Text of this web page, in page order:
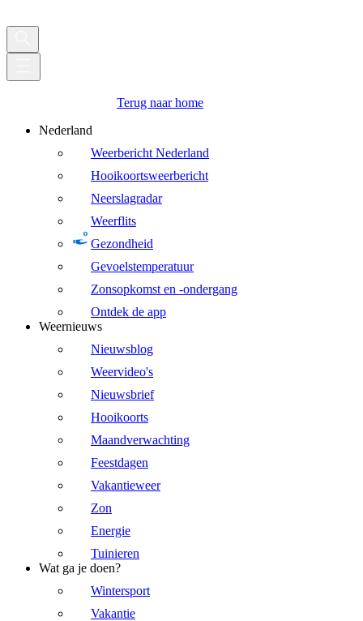
Terug naar home
Nederland
Weerbericht Nederland
Hooikoortsweerbericht
Neerslagradar
Weerflits
Gezondheid
Gevoelstemperatuur
Zonsopkomst en -ondergang
Ontdek de app
Weernieuws
Nieuwsblog
Weervideo's
Nieuwsbrief
Hooikoorts
Maandverwachting
Feestdagen
Vakantieweer
Zon
Energie
Tuinieren
Wat ga je doen?
Wintersport
Vakantie